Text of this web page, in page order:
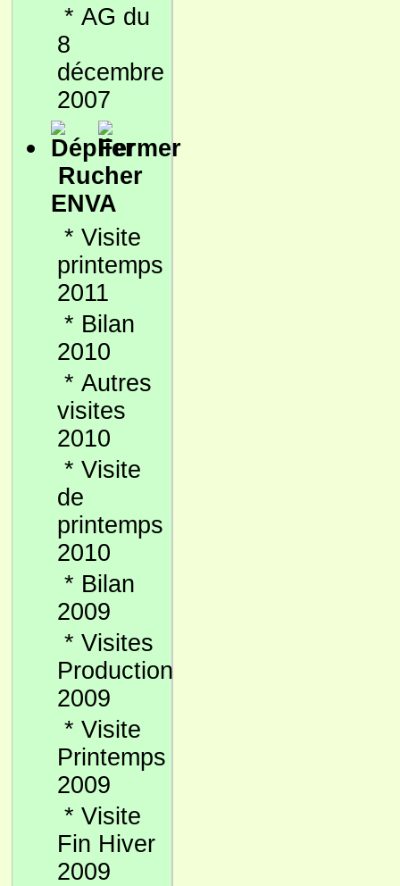
* AG du
8
décembre
2007
Rucher
ENVA
* Visite
printemps
2011
* Bilan
2010
* Autres
visites
2010
* Visite
de
printemps
2010
* Bilan
2009
* Visites
Production
2009
* Visite
Printemps
2009
* Visite
Fin Hiver
2009